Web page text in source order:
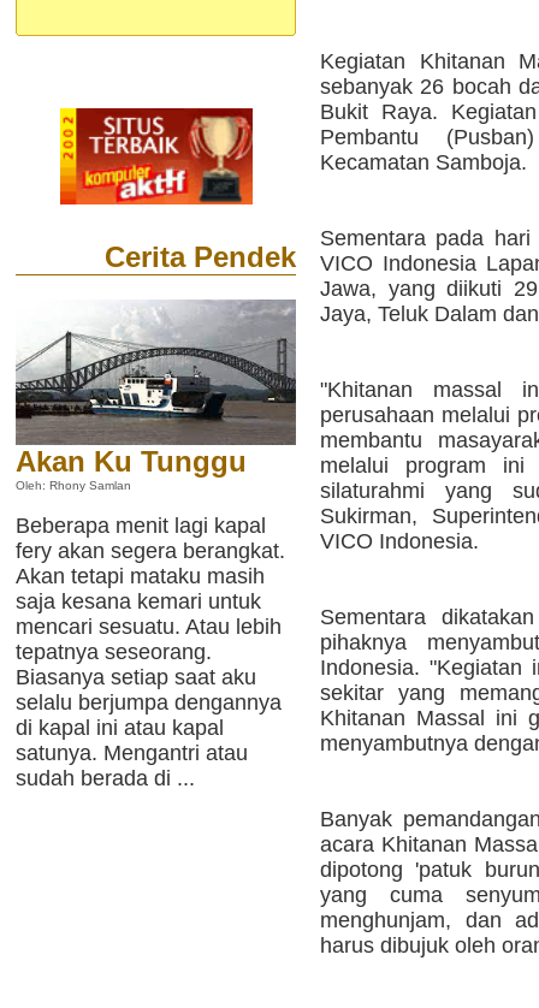
Cerita Pendek
Akan Ku Tunggu
Oleh: Rhony Samlan
Beberapa menit lagi kapal
fery akan segera berangkat.
Akan tetapi mataku masih
saja kesana kemari untuk
mencari sesuatu. Atau lebih
tepatnya seseorang.
Biasanya setiap saat aku
selalu berjumpa dengannya
di kapal ini atau kapal
satunya. Mengantri atau
sudah berada di ...
Kegiatan Khitanan
sebanyak 26 bocah
Bukit Raya.
Pembantu
Kecamatan Samboja.
Sementara pada
VICO Indonesia
Jawa, yang diikuti
Jaya, Teluk Dalam
"Khitanan massal
perusahaan melalui
membantu
melalui program ini
silaturahmi yang
Sukirman,
VICO Indonesia.
Sementara
pihaknya
Indonesia. "Kegiatan
sekitar yang
Khitanan Massal ini
menyambutnya
Banyak
acara Khitanan
dipotong 'patuk
yang cuma
menghunjam, dan
harus dibujuk oleh